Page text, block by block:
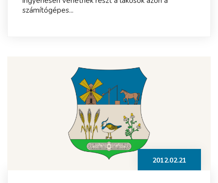
számítógépes...
2012.02.21